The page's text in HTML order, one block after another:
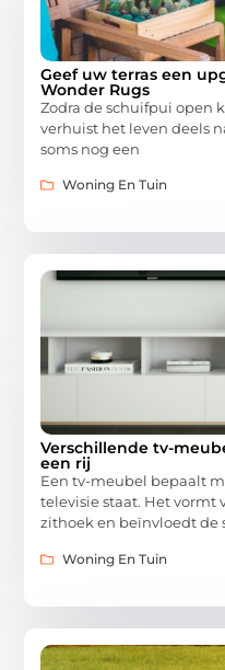
Geef uw terras een
Wonder Rugs
Zodra de schuifpui open
verhuist het leven deels
soms nog een
Woning En Tuin
Verschillende tv-
een rij
Een tv-meubel bepaalt
televisie staat. Het
zithoek en beïnvloedt de
Woning En Tuin